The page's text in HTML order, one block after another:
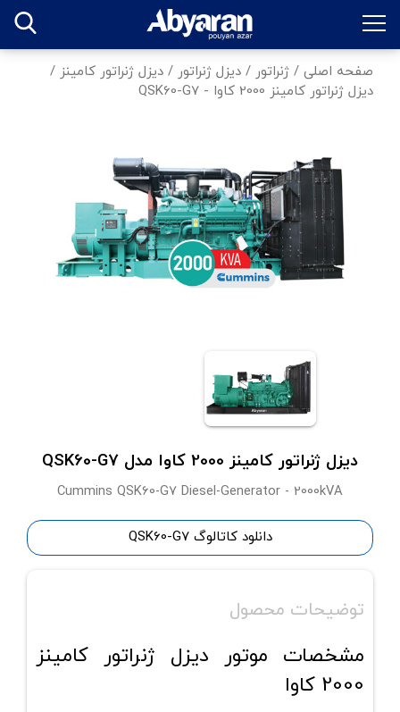
صفحه اصلی / ژنراتور / دیزل ژنراتور / دیزل ژنراتور کامینز /
دیزل ژنراتور کامینز 2000 کاوا - QSK60-G7
دیزل ژنراتور کامینز 2000 کاوا مدل QSK60-G7
Cummins QSK60-G7 Diesel-Generator - 2000kVA
دانلود کاتالوگ QSK60-G7
توضیحات محصول
مشخصات موتور دیزل ژنراتور کامینز
2000 کاوا